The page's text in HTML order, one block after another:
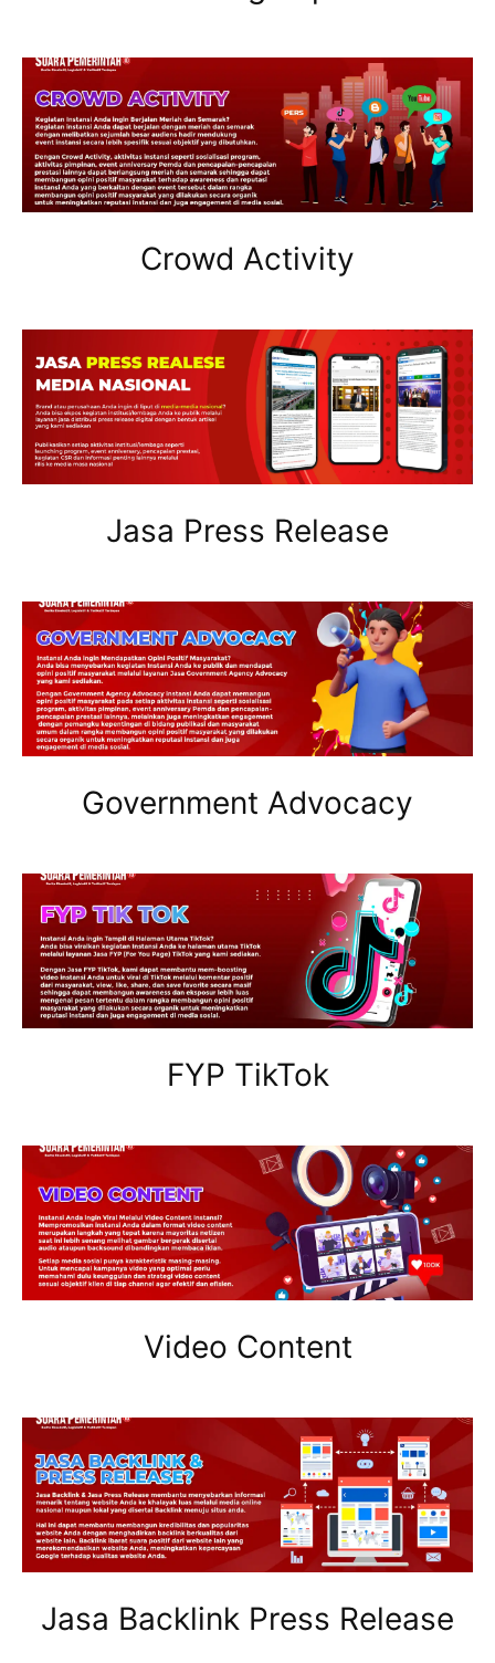
Crowd Activity
Jasa Press Release
Government Advocacy
FYP TikTok
Video Content
Jasa Backlink Press Release